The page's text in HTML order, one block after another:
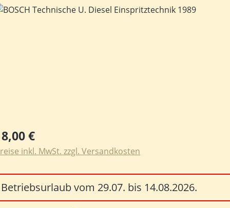
überspringen
Preis:
€
inkl. MwSt. zzgl. Versandkosten
Betriebsurlaub vom 29.07. bis 14.08.2026.